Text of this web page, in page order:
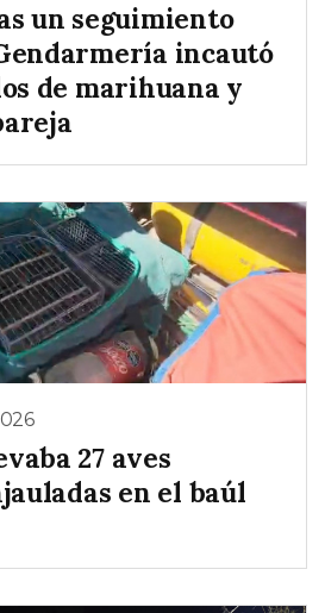
un seguimiento
incautó
de marihuana y
27 aves
en el baúl